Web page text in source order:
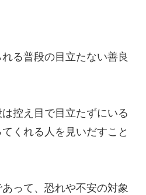
る普段の目立たない善良
控え目で目立たずにいる
くれる人を見いだすこと
って、恐れや不安の対象